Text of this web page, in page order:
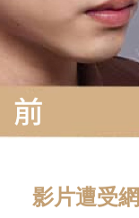
影片遭受